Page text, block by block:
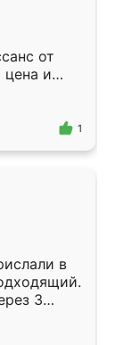
от
и
1
в
3